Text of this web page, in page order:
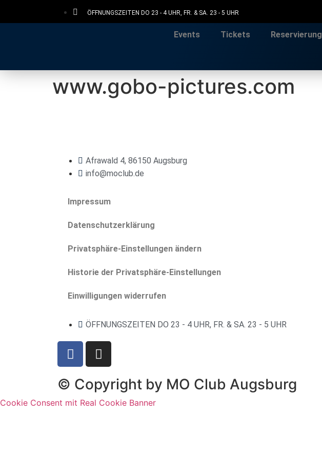
ÖFFNUNGSZEITEN DO 23 - 4 UHR, FR. & SA. 23 - 5 UHR
Events Tickets Reservierung
www.gobo-pictures.com
Afrawald 4, 86150 Augsburg
info@moclub.de
Impressum
Datenschutzerklärung
Privatsphäre-Einstellungen ändern
Historie der Privatsphäre-Einstellungen
Einwilligungen widerrufen
ÖFFNUNGSZEITEN DO 23 - 4 UHR, FR. & SA. 23 - 5 UHR
© Copyright by MO Club Augsburg
Cookie Consent mit Real Cookie Banner